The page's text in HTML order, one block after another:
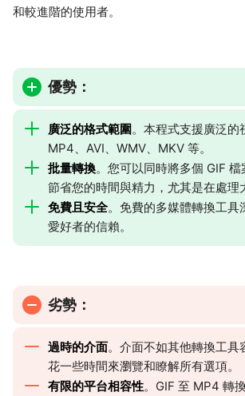
和較進階的使用者。
優勢：
廣泛的格式範圍。本程式支援廣泛的
MP4、AVI、WMV、MKV 等。
批量轉換。您可以同時將多個 GIF 檔
節省您的時間與精力，尤其是在處理
免費且安全。免費的多媒體轉換工具
愛好者的信賴。
劣勢：
過時的介面。介面不如其他轉換工具
花一些時間來瀏覽和瞭解所有選項。
有限的平台相容性。GIF 至 MP4 轉